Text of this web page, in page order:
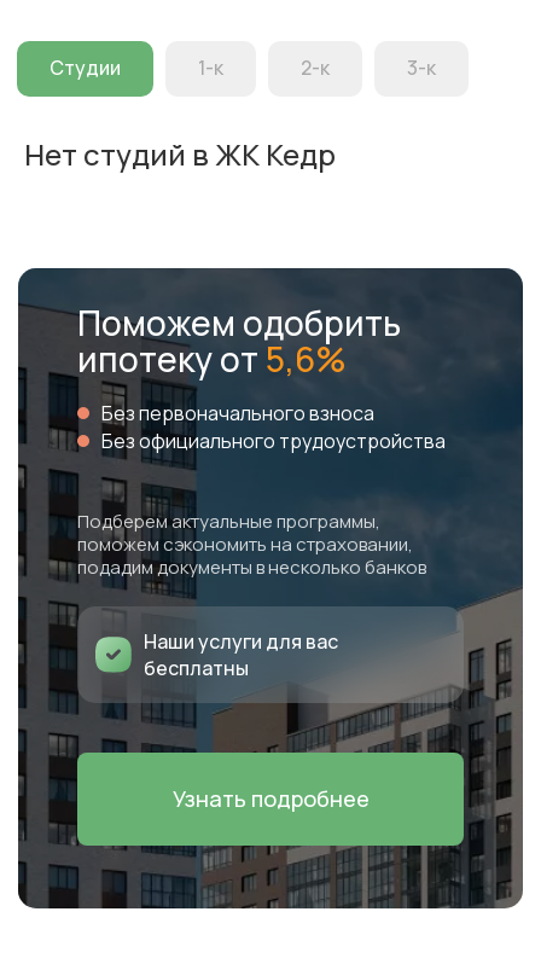
Студии 1-к 2-к 3-к
Нет студий в ЖК Кедр
1-комнатная 37,3 м2
Уточнить актуальную цену →
2-комнатная 41,1 м2
Уточнить актуальную цену →
2-комнатная
Уточнить актуальную цену →
3-комнатная 63,8 м2
Уточнить актуальную цену →
Поможем одобрить
ипотеку от 5,6%
Без первоначального взноса
Без официального трудоустройства
Подберем актуальные программы,
поможем сэкономить на страховании,
подадим документы в несколько банков
Узнать подробнее
Наши услуги для вас
бесплатны